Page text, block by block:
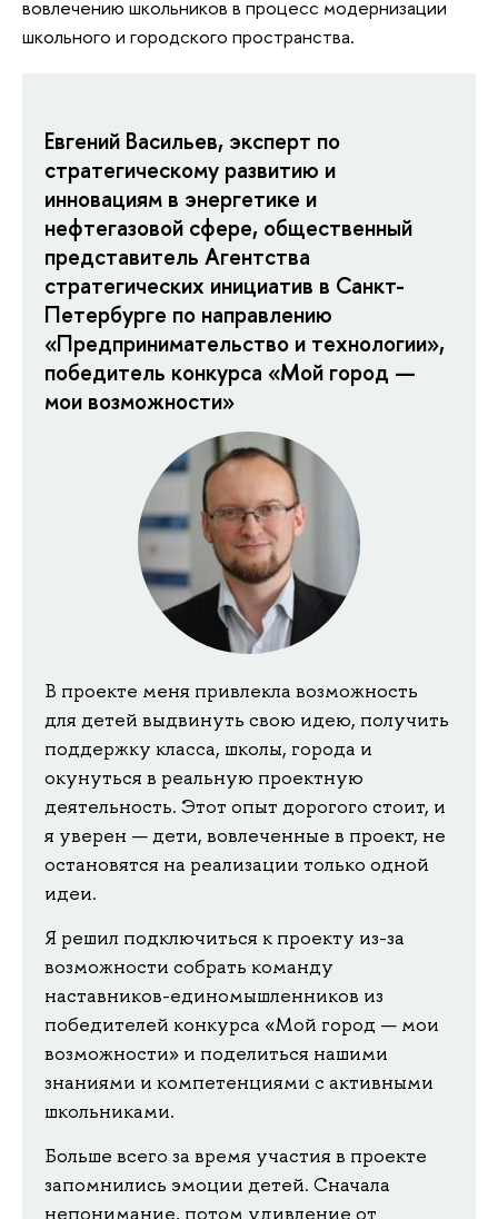
вовлечению школьников в процесс модернизации
школьного и городского пространства.
Евгений Васильев, эксперт по
стратегическому развитию и
инновациям в энергетике и
нефтегазовой сфере, общественный
представитель Агентства
стратегических инициатив в Санкт-
Петербурге по направлению
«Предпринимательство и технологии»,
победитель конкурса «Мой город —
мои возможности»
В проекте меня привлекла возможность
для детей выдвинуть свою идею, получить
поддержку класса, школы, города и
окунуться в реальную проектную
деятельность. Этот опыт дорогого стоит, и
я уверен — дети, вовлеченные в проект, не
остановятся на реализации только одной
идеи.
Я решил подключиться к проекту из-за
возможности собрать команду
наставников-единомышленников из
победителей конкурса «Мой город — мои
возможности» и поделиться нашими
знаниями и компетенциями с активными
школьниками.
Больше всего за время участия в проекте
запомнились эмоции детей. Сначала
непонимание, потом удивление от